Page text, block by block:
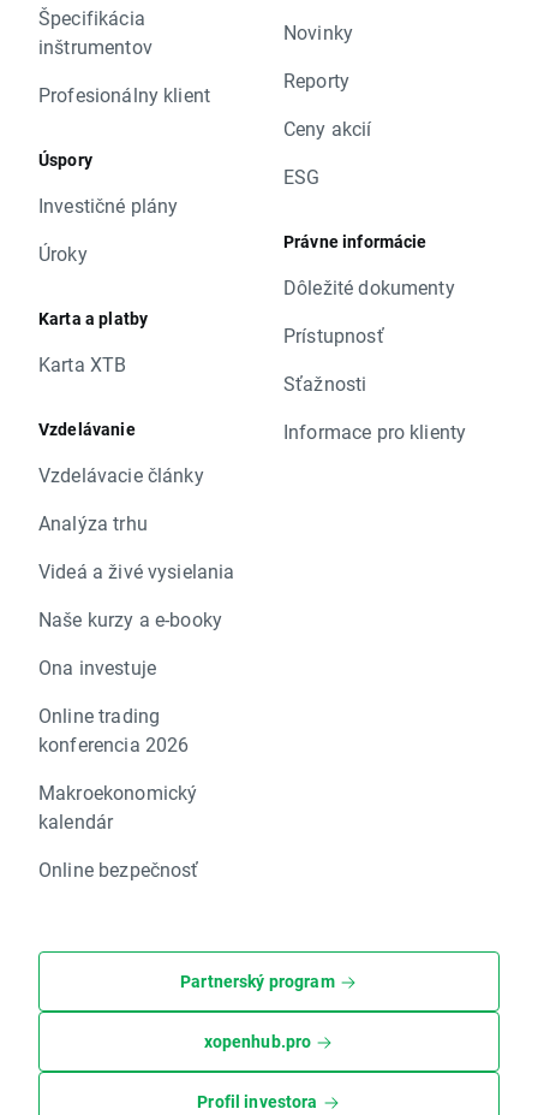
Špecifikácia
inštrumentov
Profesionálny klient
Úspory
Investičné plány
Úroky
Karta a platby
Karta XTB
Vzdelávanie
Vzdelávacie články
Analýza trhu
Videá a živé vysielania
Naše kurzy a e-booky
Ona investuje
Online trading
konferencia 2026
Makroekonomický
kalendár
Online bezpečnosť
Novinky
Reporty
Ceny akcií
ESG
Právne informácie
Dôležité dokumenty
Prístupnosť
Sťažnosti
Informace pro klienty
Partnerský program
xopenhub.pro
Profil investora